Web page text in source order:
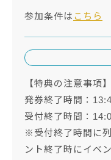
参加条件は こちら
【特典の注意事項】
発券終了時間：
受付終了時間：
※受付終了時間に
ント終了時にイベ